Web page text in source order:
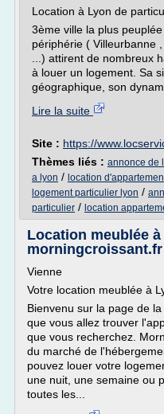
Location à Lyon de
3ème ville la plus
périphérie ( Villeurbanne
...) attirent de nombreux
à louer un logement. Sa
géographique, son
Lire la suite
Site : https://
Thèmes liés : annonce de
a lyon / location
logement particulier lyon /
particulier / location
Location meublée
morningcroissant.fr
Vienne
Votre location meublée à
Bienvenu sur la page de
que vous allez trouver
que vous recherchez.
du marché de
pouvez louer votre
une nuit, une semaine ou
toutes les...